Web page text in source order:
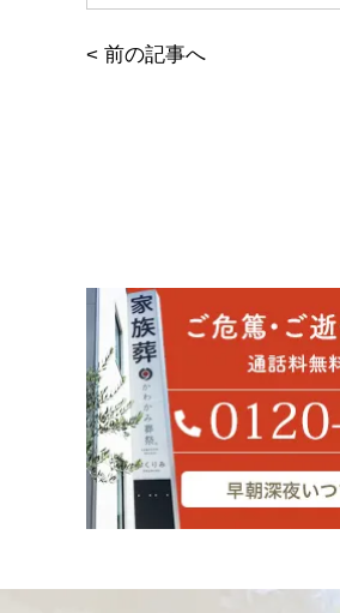
< 前の記事へ